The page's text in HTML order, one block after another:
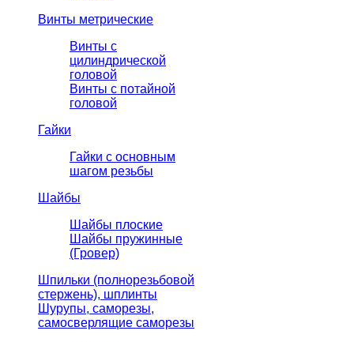
Винты метрические
Винты с
цилиндрической
головой
Винты с потайной
головой
Гайки
Гайки с основным
шагом резьбы
Шайбы
Шайбы плоские
Шайбы пружинные
(Гровер)
Шпильки (полнорезьбовой
стержень), шплинты
Шурупы, саморезы,
самосверлящие саморезы